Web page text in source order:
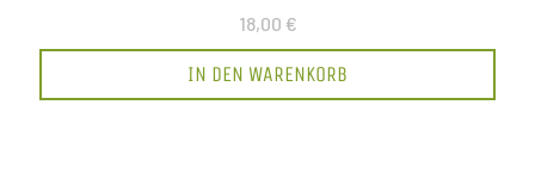
18,00 €
IN DEN WARENKORB